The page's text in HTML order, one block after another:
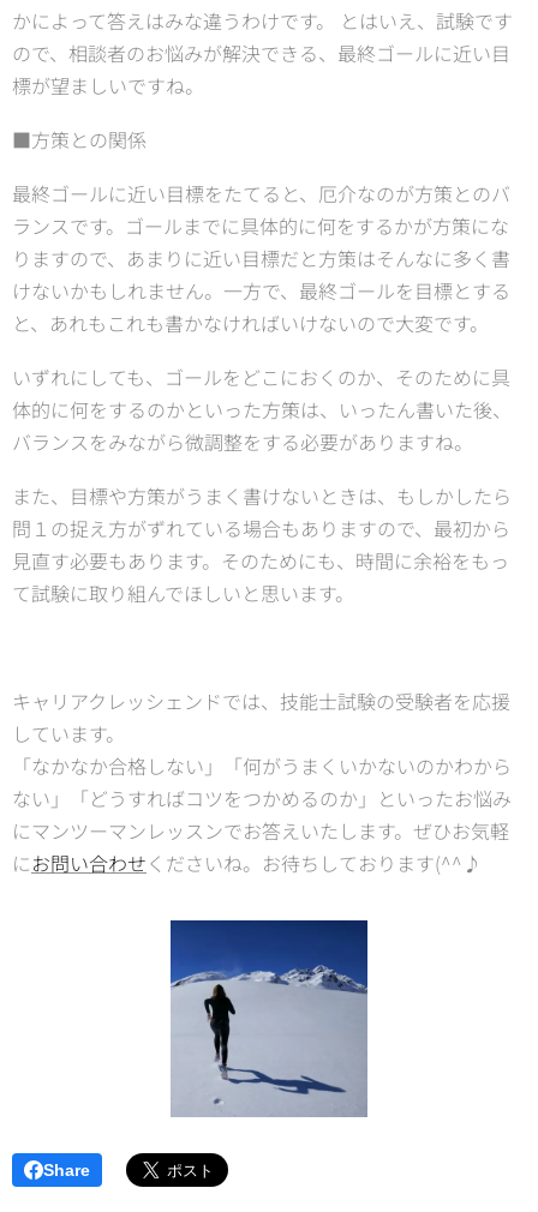
かによって答えはみな違うわけです。 とはいえ、試験です
ので、相談者のお悩みが解決できる、最終ゴールに近い目
標が望ましいですね。
■方策との関係
最終ゴールに近い目標をたてると、厄介なのが方策とのバ
ランスです。ゴールまでに具体的に何をするかが方策にな
りますので、あまりに近い目標だと方策はそんなに多く書
けないかもしれません。一方で、最終ゴールを目標とする
と、あれもこれも書かなければいけないので大変です。
いずれにしても、ゴールをどこにおくのか、そのために具
体的に何をするのかといった方策は、いったん書いた後、
バランスをみながら微調整をする必要がありますね。
また、目標や方策がうまく書けないときは、もしかしたら
問１の捉え方がずれている場合もありますので、最初から
見直す必要もあります。そのためにも、時間に余裕をもっ
て試験に取り組んでほしいと思います。
キャリアクレッシェンドでは、技能士試験の受験者を応援
しています。
「なかなか合格しない」「何がうまくいかないのかわから
ない」「どうすればコツをつかめるのか」といったお悩み
にマンツーマンレッスンでお答えいたします。ぜひお気軽
にお問い合わせくださいね。お待ちしております(^^♪
Share